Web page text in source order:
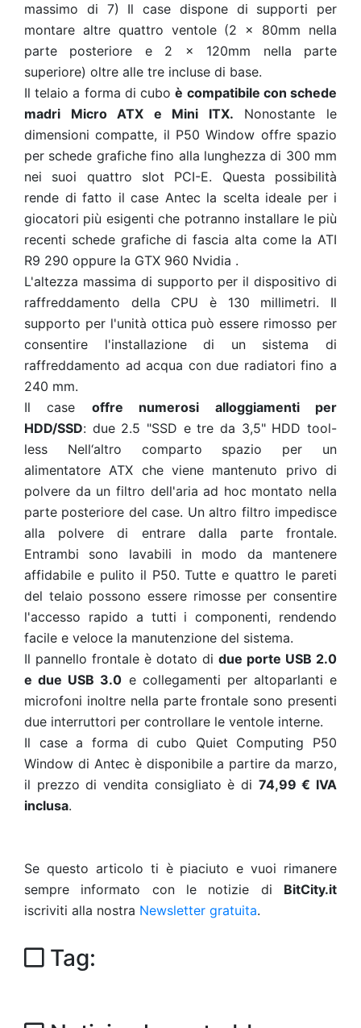
massimo di 7) Il case dispone di supporti per
montare altre quattro ventole (2 x 80mm nella
parte posteriore e 2 x 120mm nella parte
superiore) oltre alle tre incluse di base.
Il telaio a forma di cuboè compatibile con schede
madri Micro ATX e Mini ITX. Nonostante le
dimensioni compatte, il P50 Window offre spazio
per schede grafiche fino alla lunghezza di 300 mm
nei suoi quattro slot PCI-E. Questa possibilità
rende di fatto il case Antec la scelta ideale per i
giocatori più esigenti che potranno installare le più
recenti schede grafiche di fascia alta come la ATI
R9 290 oppure la GTX 960 Nvidia .
L'altezza massima di supporto per il dispositivo di
raffreddamento della CPU è 130 millimetri. Il
supporto per l'unità ottica può essere rimosso per
consentire l'installazione di un sistema di
raffreddamento ad acqua con due radiatori fino a
240 mm.
Il case offre numerosi alloggiamenti per
HDD/SSD: due 2.5 "SSD e tre da 3,5" HDD tool-
less Nell‘altro comparto spazio per un
alimentatore ATX che viene mantenuto privo di
polvere da un filtro dell'aria ad hoc montato nella
parte posteriore del case. Un altro filtro impedisce
alla polvere di entrare dalla parte frontale.
Entrambi sono lavabili in modo da mantenere
affidabile e pulito il P50. Tutte e quattro le pareti
del telaio possono essere rimosse per consentire
l'accesso rapido a tutti i componenti, rendendo
facile e veloce la manutenzione del sistema.
Il pannello frontale è dotato di due porte USB 2.0
e due USB 3.0 e collegamenti per altoparlanti e
microfoni inoltre nella parte frontale sono presenti
due interruttori per controllare le ventole interne.
Il case a forma di cubo Quiet Computing P50
Window di Antec è disponibile a partire da marzo,
il prezzo di vendita consigliato è di 74,99 € IVA
inclusa.
Se questo articolo ti è piaciuto e vuoi rimanere
sempre informato con le notizie di BitCity.it
iscriviti alla nostra Newsletter gratuita.
Tag: